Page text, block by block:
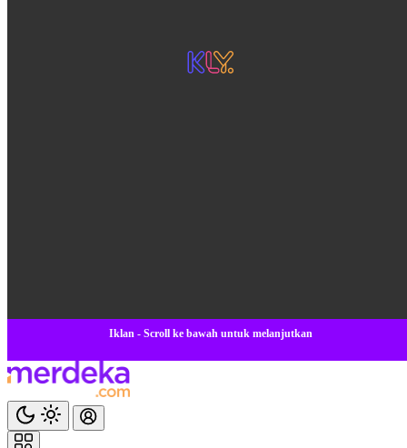
Iklan - Scroll ke bawah untuk melanjutkan